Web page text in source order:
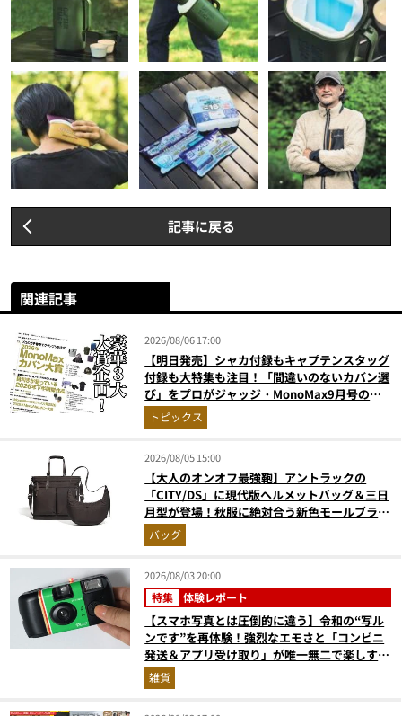
記事に戻る
関連記事
2026/08/06 17:00
【明日発売】シャカ付録もキャプテンスタッグ
付録も大特集も注目！「間違いのないカバン選
び」をプロがジャッジ・MonoMax9月号の目
次を公開
トピックス
2026/08/05 15:00
【大人のオンオフ最強鞄】アントラックの
「CITY/DS」に現代版ヘルメットバッグ＆三日
月型が登場！秋服に絶対合う新色モールブラウ
ンが傑作
バッグ
2026/08/03 20:00
特集 体験レポート
【スマホ写真とは圧倒的に違う】令和の“写ル
ンです”を再体験！強烈なエモさと「コンビニ
発送＆アプリ受け取り」が唯一無二で楽しすぎ
た雑貨